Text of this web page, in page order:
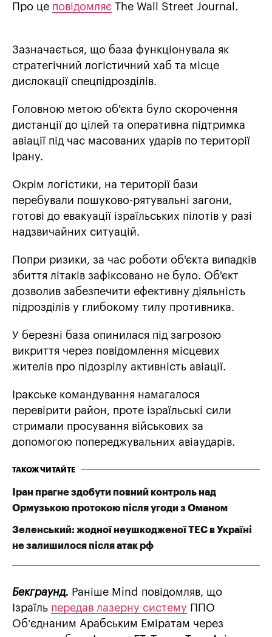
Про це повідомляє The Wall Street Journal.
Зазначається, що база функціонувала як
стратегічний логістичний хаб та місце
дислокації спецпідрозділів.
Головною метою об'єкта було скорочення
дистанції до цілей та оперативна підтримка
авіації під час масованих ударів по території
Ірану.
Окрім логістики, на території бази
перебували пошуково-рятувальні загони,
готові до евакуації ізраїльських пілотів у разі
надзвичайних ситуацій.
Попри ризики, за час роботи об'єкта випадків
збиття літаків зафіксовано не було. Об'єкт
дозволив забезпечити ефективну діяльність
підрозділів у глибокому тилу противника.
У березні база опинилася під загрозою
викриття через повідомлення місцевих
жителів про підозрілу активність авіації.
Іракське командування намагалося
перевірити район, проте ізраїльські сили
стримали просування військових за
допомогою попереджувальних авіаударів.
ТАКОЖ ЧИТАЙТЕ
Іран прагне здобути повний контроль над
Ормузькою протокою після угоди з Оманом
Зеленський: жодної неушкодженої ТЕС в Україні
не залишилося після атак рф
Бекграунд. Раніше Mind повідомляв, що
Ізраїль передав лазерну систему ППО
Об’єднаним Арабським Еміратам через